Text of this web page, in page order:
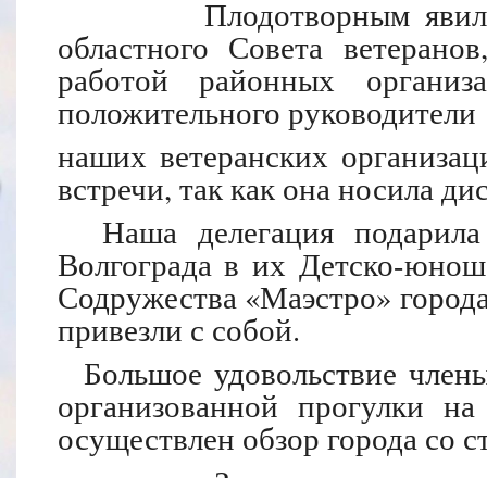
Плодотворным явилось
областного Совета
работой районных
положительного руководители
наших ветеранских
встречи, так как она носила
Наша делегация
Волгограда в их Детско-
Содружества «Маэстро»
привезли с собой.
Большое удовольствие
организованной прогулки
осуществлен обзор города со